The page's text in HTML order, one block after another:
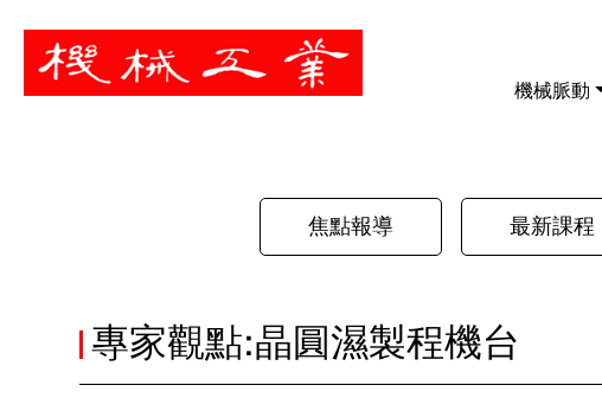
機械脈動
暫停
焦點報導 最新課程
專家觀點:晶圓濕製程機台